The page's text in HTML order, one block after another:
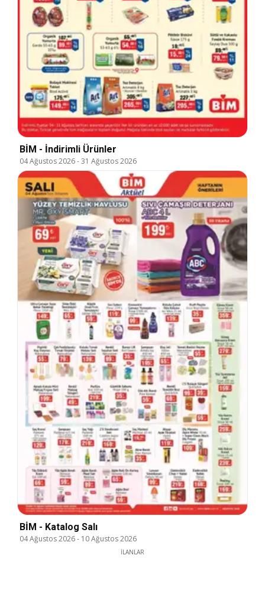
BİM - İndirimli Ürünler
04 Ağustos 2026-31 Ağustos 2026
BİM - Katalog Salı
04 Ağustos 2026- 10 Ağustos 2026
İLANLAR